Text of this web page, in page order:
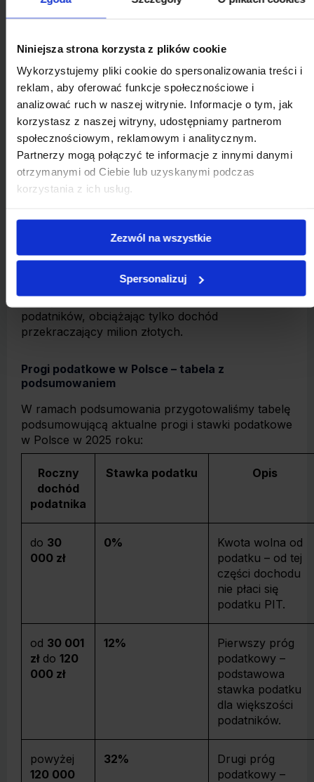
Niniejsza strona korzysta z plików cookie
Wykorzystujemy pliki cookie do spersonalizowania treści i
reklam, aby oferować funkcje społecznościowe i
analizować ruch w naszej witrynie. Informacje o tym, jak
korzystasz z naszej witryny, udostępniamy partnerom
społecznościowym, reklamowym i analitycznym.
Partnerzy mogą połączyć te informacje z innymi danymi
otrzymanymi od Ciebie lub uzyskanymi podczas
korzystania z ich usług.
Zezwól na wszystkie
Spersonalizuj
Sumujemy obie części: 10 800 zł + 16 000 zł = 26
➡️ Pan Marek zapłaci 26 800 zł podatku
dochodowego.
Czy w Polsce istnieje trzeci próg podatkowy?
W Polsce oficjalnie obowiązują dwa podstawowe
progi podatkowe w ramach skali PIT: pierwszy
próg do 120 000 zł z podatkiem 12% i drugi próg
powyżej tej kwoty ze stawką 32%. Jednak poza
tymi dwoma progami występuje
trzecim progiem podatkowym.Dotyczy ona
osób, które zarabiają rocznie ponad 1 000 000 zł.
W takim przypadku od nadwyżki ponad tę kwotę
w wysokości 4%. Ten „trzeci próg” jest więc
formą dodatkowego obciążenia dla najbogatszych
podatników, obciążając tylko dochód
przekraczający milion złotych.
Progi podatkowe w Polsce – tabela z
podsumowaniem
W ramach podsumowania przygotowaliśmy tabelę
podsumowującą aktualne progi i stawki podatkowe
w Polsce w 2025 roku:
Roczny
dochód
podatnika
Stawka podatku Opis
do 30
000 zł
0%
Kwota wolna od
podatku – od tej
części dochodu
nie płaci się
podatku PIT.
od 30 001
złdo 120
000 zł
12%
Pierwszy próg
podatkowy –
podstawowa
stawka podatku
dla większości
podatników.
powyżej
120 000
32%
Drugi próg
podatkowy –